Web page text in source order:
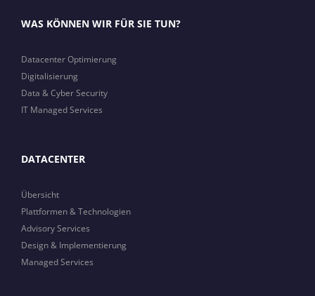
WAS KÖNNEN WIR FÜR SIE TUN?
Datacenter Optimierung
Digitalisierung
Data & Cyber Security
IT Managed Services
DATACENTER
Übersicht
Plattformen & Technologien
Advisory Services
Design & Implementierung
Managed Services